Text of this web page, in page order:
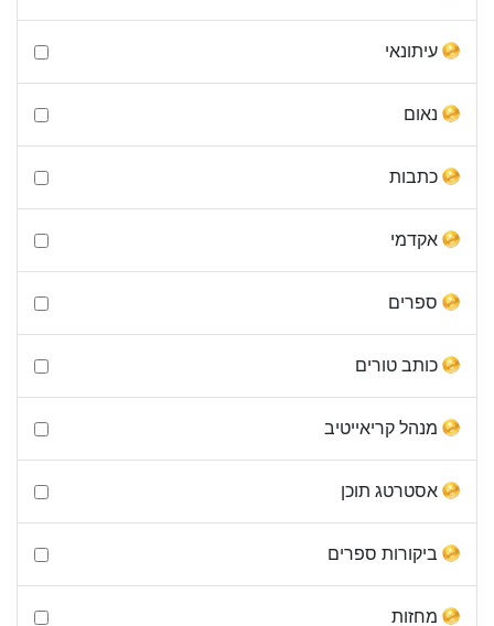
עיתונאי
נאום
כתבות
אקדמי
ספרים
כותב טורים
מנהל קריאייטיב
אסטרטג תוכן
ביקורות ספרים
מחזות